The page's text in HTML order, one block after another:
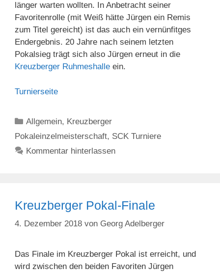
länger warten wollten. In Anbetracht seiner
Favoritenrolle (mit Weiß hätte Jürgen ein Remis
zum Titel gereicht) ist das auch ein vernünfitges
Endergebnis. 20 Jahre nach seinem letzten
Pokalsieg trägt sich also Jürgen erneut in die
Kreuzberger Ruhmeshalle ein.
Turnierseite
Kategorien
Allgemein, Kreuzberger
Pokaleinzelmeisterschaft, SCK Turniere
Kommentar hinterlassen
Kreuzberger Pokal-Finale
4. Dezember 2018 von Georg Adelberger
Das Finale im Kreuzberger Pokal ist erreicht, und
wird zwischen den beiden Favoriten Jürgen